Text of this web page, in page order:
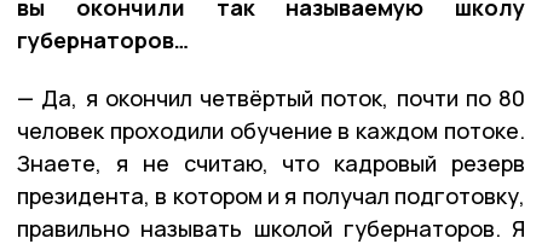
вы окончили так называемую школу
губернаторов…
— Да, я окончил четвёртый поток, почти по 80
человек проходили обучение в каждом потоке.
Знаете, я не считаю, что кадровый резерв
президента, в котором и я получал подготовку,
правильно называть школой губернаторов. Я